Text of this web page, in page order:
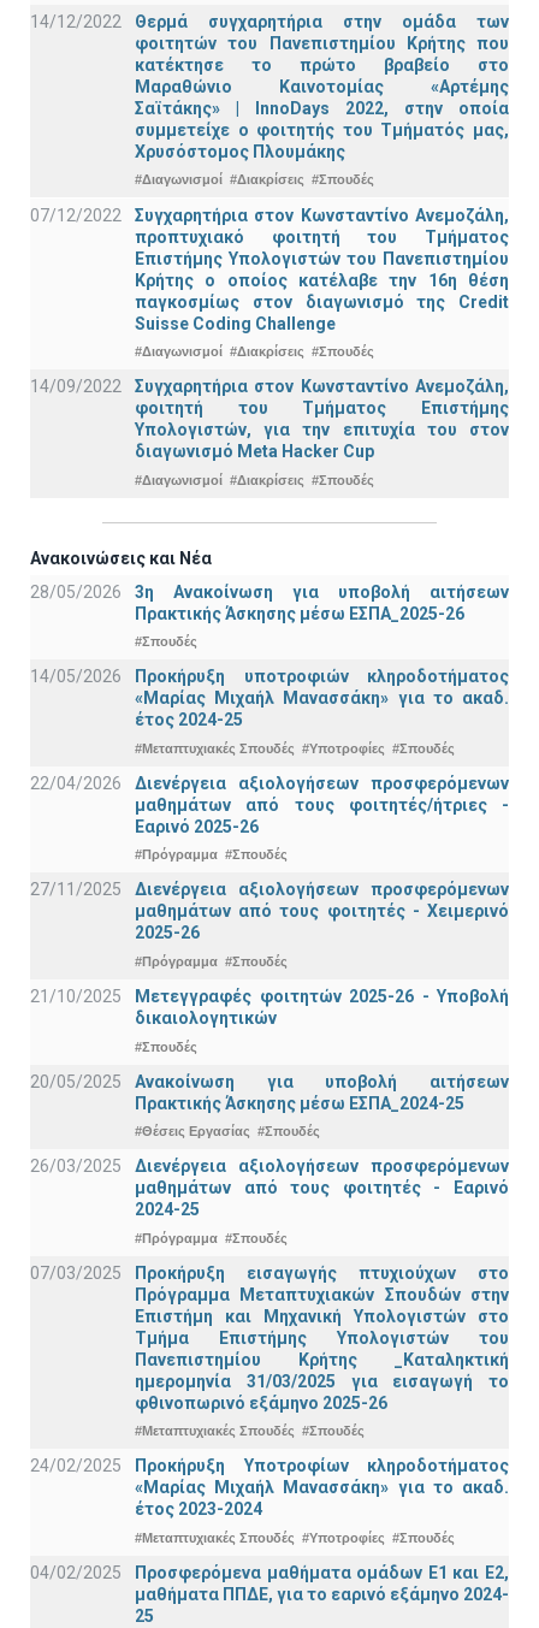
14/12/2022
Θερμά συγχαρητήρια στην ομάδα των
φοιτητών του Πανεπιστημίου Κρήτης που
κατέκτησε το πρώτο βραβείο στο
Μαραθώνιο Καινοτομίας «Αρτέμης
Σαϊτάκης» | InnoDays 2022, στην οποία
συμμετείχε ο φοιτητής του Τμήματός μας,
Χρυσόστομος Πλουμάκης
#Διαγωνισμοί #Διακρίσεις #Σπουδές
07/12/2022
Συγχαρητήρια στον Κωνσταντίνο Ανεμοζάλη,
προπτυχιακό φοιτητή του Τμήματος
Επιστήμης Υπολογιστών του Πανεπιστημίου
Κρήτης ο οποίος κατέλαβε την 16η θέση
παγκοσμίως στον διαγωνισμό της Credit
Suisse Coding Challenge
#Διαγωνισμοί #Διακρίσεις #Σπουδές
14/09/2022
Συγχαρητήρια στον Κωνσταντίνο Ανεμοζάλη,
φοιτητή του Τμήματος Επιστήμης
Υπολογιστών, για την επιτυχία του στον
διαγωνισμό Meta Hacker Cup
#Διαγωνισμοί #Διακρίσεις #Σπουδές
Ανακοινώσεις και Νέα
28/05/2026
3η Ανακοίνωση για υποβολή αιτήσεων
Πρακτικής Άσκησης μέσω ΕΣΠΑ_2025-26
#Σπουδές
14/05/2026
Προκήρυξη υποτροφιών κληροδοτήματος
«Μαρίας Μιχαήλ Μανασσάκη» για το ακαδ.
έτος 2024-25
#Μεταπτυχιακές Σπουδές #Υποτροφίες #Σπουδές
22/04/2026
Διενέργεια αξιολογήσεων προσφερόμενων
μαθημάτων από τους φοιτητές/ήτριες -
Εαρινό 2025-26
#Πρόγραμμα #Σπουδές
27/11/2025
Διενέργεια αξιολογήσεων προσφερόμενων
μαθημάτων από τους φοιτητές - Χειμερινό
2025-26
#Πρόγραμμα #Σπουδές
21/10/2025
Μετεγγραφές φοιτητών 2025-26 - Υποβολή
δικαιολογητικών
#Σπουδές
20/05/2025
Ανακοίνωση για υποβολή αιτήσεων
Πρακτικής Άσκησης μέσω ΕΣΠΑ_2024-25
#Θέσεις Εργασίας #Σπουδές
26/03/2025
Διενέργεια αξιολογήσεων προσφερόμενων
μαθημάτων από τους φοιτητές - Εαρινό
2024-25
#Πρόγραμμα #Σπουδές
07/03/2025
Προκήρυξη εισαγωγής πτυχιούχων στo
Πρόγραμμα Μεταπτυχιακών Σπουδών στην
Επιστήμη και Μηχανική Υπολογιστών στο
Τμήμα Eπιστήμης Υπολογιστών του
Πανεπιστημίου Κρήτης _Καταληκτική
ημερομηνία 31/03/2025 για εισαγωγή το
φθινοπωρινό εξάμηνο 2025-26
#Μεταπτυχιακές Σπουδές #Σπουδές
24/02/2025
Προκήρυξη Υποτροφίων κληροδοτήματος
«Μαρίας Μιχαήλ Μανασσάκη» για το ακαδ.
έτος 2023-2024
#Μεταπτυχιακές Σπουδές #Υποτροφίες #Σπουδές
04/02/2025
Προσφερόμενα μαθήματα ομάδων Ε1 και Ε2,
μαθήματα ΠΠΔΕ, για το εαρινό εξάμηνο 2024-
25